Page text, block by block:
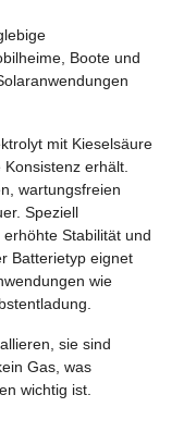
Boote und
mit Kieselsäure
erhält.
wartungsfreien
Speziell
Stabilität und
Batterietyp eignet
wie
sie sind
Gas, was
wichtig ist.